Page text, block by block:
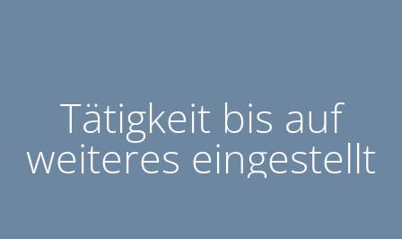
Tätigkeit bis auf
weiteres eingestellt